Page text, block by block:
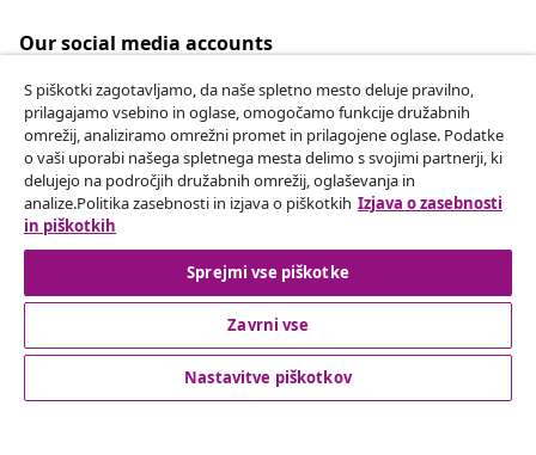
Our social media accounts
Odstop od pogodbe
Oddaj zahtevek za odstop od naročila.
Odstop od pogodbe
Podpora za stranke
S piškotki zagotavljamo, da naše spletno mesto deluje pravilno,
prilagajamo vsebino in oglase, omogočamo funkcije družabnih
omrežij, analiziramo omrežni promet in prilagojene oglase. Podatke
o vaši uporabi našega spletnega mesta delimo s svojimi partnerji, ki
delujejo na področjih družabnih omrežij, oglaševanja in
analize.Politika zasebnosti in izjava o piškotkih Izjava o zasebnosti
in piškotkih
Sprejmi vse piškotke
Zavrni vse
Nastavitve piškotkov